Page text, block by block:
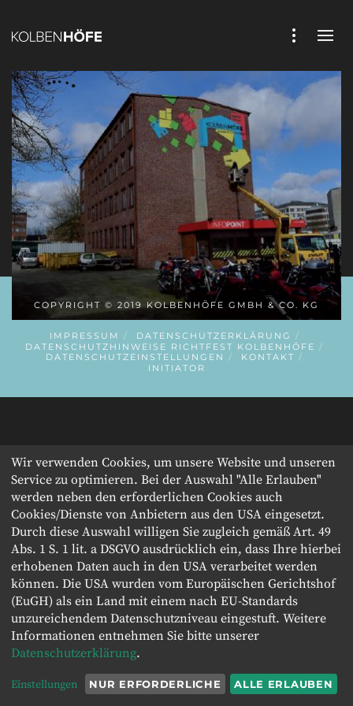
COPYRIGHT © 2019 KOLBENHÖFE GMBH & CO. KG
IMPRESSUM
DATENSCHUTZERKLÄRUNG
DATENSCHUTZHINWEISE RICHTFEST KOLBENHÖFE
DATENSCHUTZEINSTELLUNGEN
KONTAKT
INITIATOR
Wir verwenden Cookies, um unsere Website und unseren
Service zu optimieren. Bei der Auswahl "Alle Erlauben"
werden neben den erforderlichen Cookies auch
Cookies/Dienste von Anbietern aus den USA eingesetzt.
Durch diese Auswahl willigen Sie zugleich gemäß Art. 49
Abs. 1 S. 1 lit. a DSGVO ausdrücklich ein, dass Ihre hierbei
erhobenen Daten auch in den USA verarbeitet werden
können. Die USA wurden vom Europäischen Gerichtshof
(EuGH) als ein Land mit einem nach EU-Standards
unzureichendem Datenschutzniveau eingestuft. Weitere
Informationen entnehmen Sie bitte unserer
Datenschutzerklärung.
Einstellungen NUR ERFORDERLICHE ALLE ERLAUBEN